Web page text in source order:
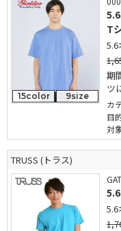
15color 9size
T
5.6
期
ツ
カ
目
対
TRUSS (トラス)
5.6